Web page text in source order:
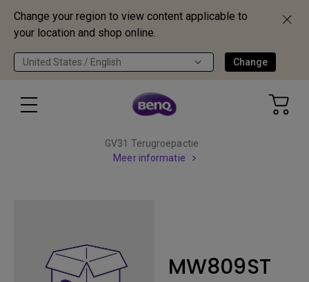
Change your region to view content applicable to
your location and shop online.
United States / English Change
GV31 Terugroepactie
Meer informatie
MW809ST